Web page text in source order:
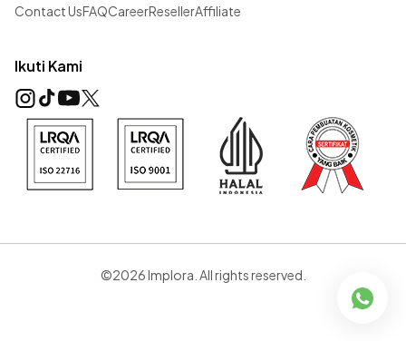
Contact UsFAQCareerResellerAffiliate
Ikuti Kami
©2026 Implora. All rights reserved.